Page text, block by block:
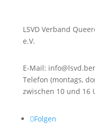
LSVD Verband
e.V.
E-Mail:
Telefon (montags,
zwischen 10 und 16
Folgen